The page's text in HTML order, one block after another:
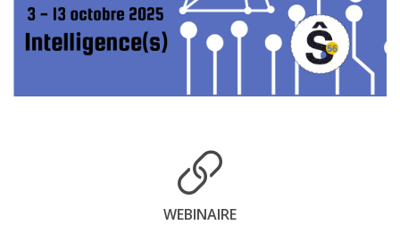
WEBINAIRE